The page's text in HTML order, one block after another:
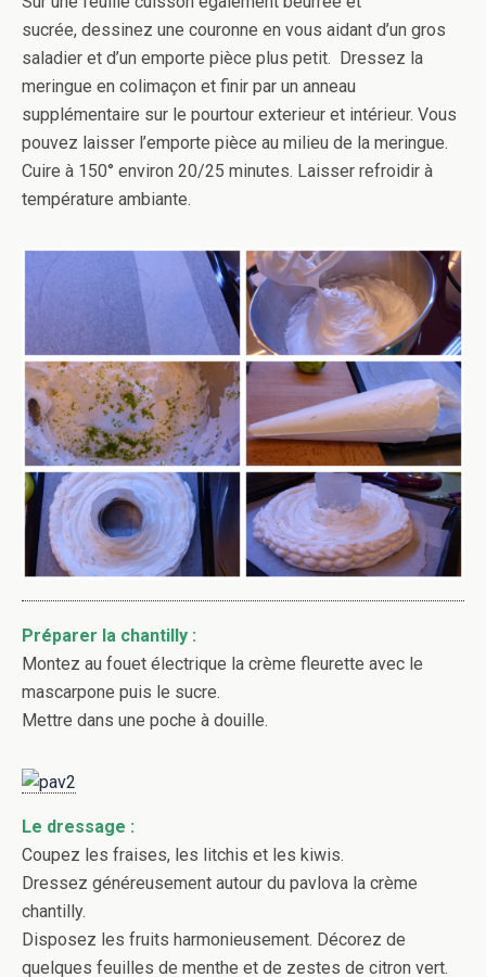
sucrée, dessinez une couronne en vous aidant d’un gros
saladier et d’un emporte pièce plus petit. Dressez la
meringue en colimaçon et finir par un anneau
supplémentaire sur le pourtour exterieur et intérieur. Vous
pouvez laisser l’emporte pièce au milieu de la meringue.
Cuire à 150° environ 20/25 minutes. Laisser refroidir à
température ambiante.
Préparer la chantilly :
Montez au fouet électrique la crème fleurette avec le
mascarpone puis le sucre.
Mettre dans une poche à douille.
Le dressage :
Coupez les fraises, les litchis et les kiwis.
Dressez généreusement autour du pavlova la crème
chantilly.
Disposez les fruits harmonieusement. Décorez de
quelques feuilles de menthe et de zestes de citron vert.